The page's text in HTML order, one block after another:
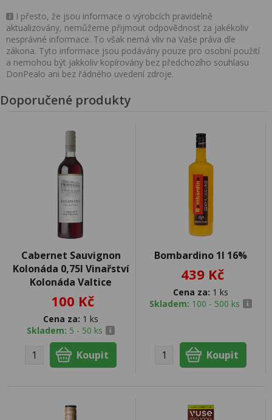
I přesto, že jsou informace o výrobcích pravidelně
aktualizovány, nemůžeme přijmout odpovědnost za jakékoliv
nesprávné informace. To však nemá vliv na Vaše práva dle
zákona. Tyto informace jsou podávány pouze pro osobní použití
a nemohou být jakkoliv kopírovány bez předchozího souhlasu
DonPealo ani bez řádného uvedení zdroje.
Doporučené produkty
Cabernet Sauvignon
Kolonáda 0,75l Vinařství
Kolonáda Valtice
100 Kč
Cena za: 1 ks
Skladem: 5 - 50 ks
Bombardino 1l 16%
439 Kč
Cena za: 1 ks
Skladem: 100 - 500 ks